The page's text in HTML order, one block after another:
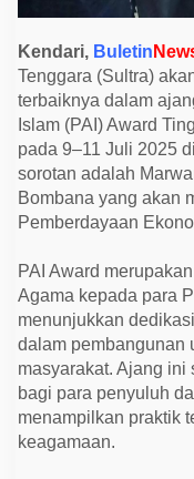
d
i
P
A
I
A
w
a
r
d
a
o
n
l
L
e
w
a
t
I
Kendari, Buletin
Tenggara (Sultra)
terbaiknya dalam
Islam (PAI) Award
pada 9–11 Juli 2025
sorotan adalah
Bombana yang akan
Pemberdayaan
PAI Award
Agama kepada para
menunjukkan
dalam pembangunan
masyarakat. Ajang
bagi para penyuluh
menampilkan praktik
keagamaan.